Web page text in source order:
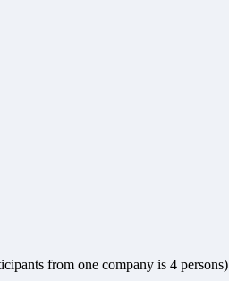
from one company is 4 persons)